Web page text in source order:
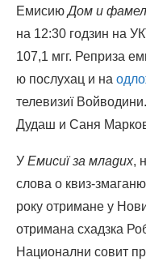
ЕмисиюДом и
на 12:30 годзин на
107,1 мгг. Реприза
ю послухац и на
телевизиї
Дудаш и Саня
У Емисиї за младих,
слова о квиз-змаганю
року отримане у
отримана схадзка
Национални совит